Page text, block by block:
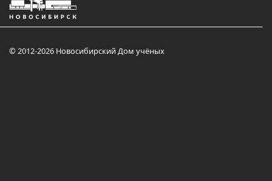
© 2012-2026 Новосибирский Дом учёных